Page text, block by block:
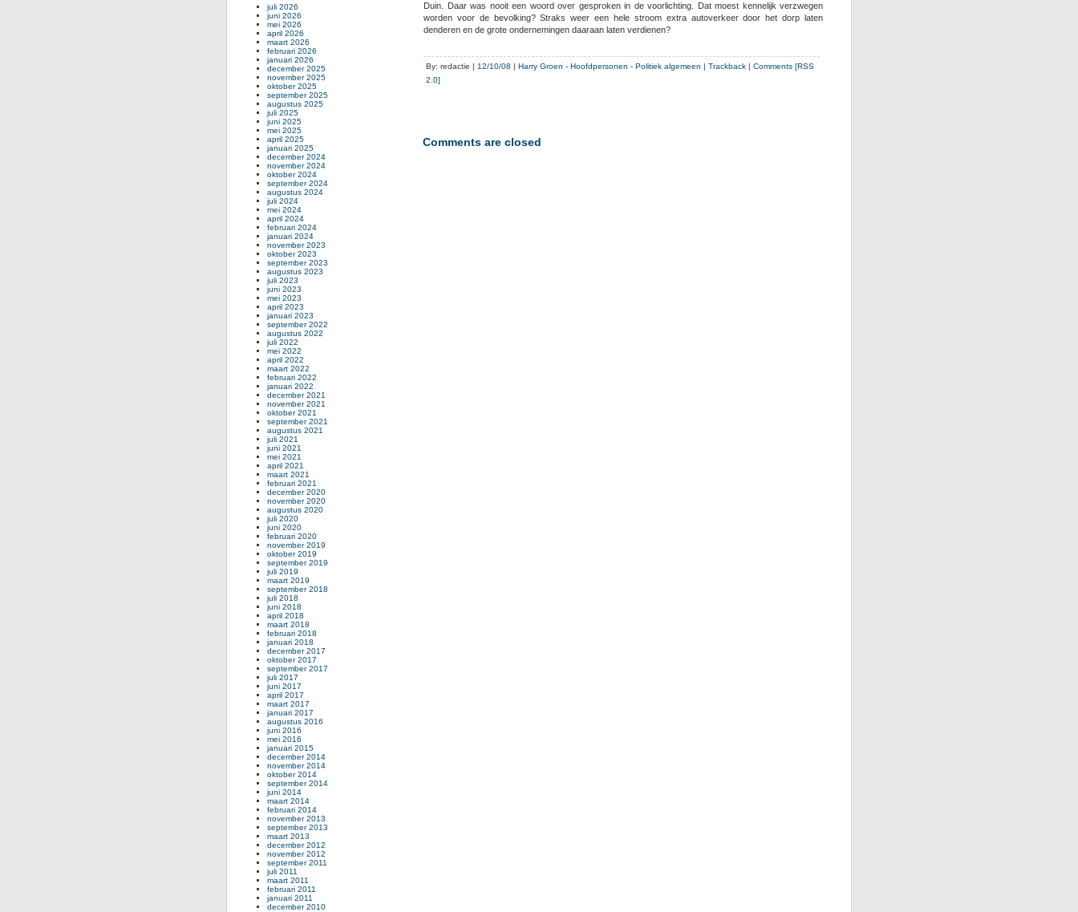
Duin. Daar was nooit een woord over gesproken in de voorlichting. Dat moest kennelijk verzwegen
worden voor de bevolking? Straks weer een hele stroom extra autoverkeer door het dorp laten
denderen en de grote ondernemingen daaraan laten verdienen?
By: redactie | 12/10/08 | Harry Groen - Hoofdpersonen - Politiek algemeen | Trackback | Comments [RSS
2.0]
Comments are closed
juli 2026
juni 2026
mei 2026
april 2026
maart 2026
februari 2026
januari 2026
december 2025
november 2025
oktober 2025
september 2025
augustus 2025
juli 2025
juni 2025
mei 2025
april 2025
januari 2025
december 2024
november 2024
oktober 2024
september 2024
augustus 2024
juli 2024
mei 2024
april 2024
februari 2024
januari 2024
november 2023
oktober 2023
september 2023
augustus 2023
juli 2023
juni 2023
mei 2023
april 2023
januari 2023
september 2022
augustus 2022
juli 2022
mei 2022
april 2022
maart 2022
februari 2022
januari 2022
december 2021
november 2021
oktober 2021
september 2021
augustus 2021
juli 2021
juni 2021
mei 2021
april 2021
maart 2021
februari 2021
december 2020
november 2020
augustus 2020
juli 2020
juni 2020
februari 2020
november 2019
oktober 2019
september 2019
juli 2019
maart 2019
september 2018
juli 2018
juni 2018
april 2018
maart 2018
februari 2018
januari 2018
december 2017
oktober 2017
september 2017
juli 2017
juni 2017
april 2017
maart 2017
januari 2017
augustus 2016
juni 2016
mei 2016
januari 2015
december 2014
november 2014
oktober 2014
september 2014
juni 2014
maart 2014
februari 2014
november 2013
september 2013
maart 2013
december 2012
november 2012
september 2011
juli 2011
maart 2011
februari 2011
januari 2011
december 2010